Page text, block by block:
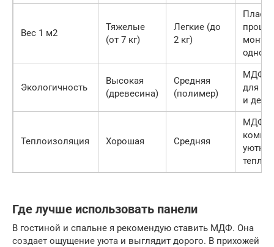
Вес 1 м2
Тяжелые
(от 7 кг)
Легкие (до
2 кг)
проще
Экологичность
Высокая
(древесина)
Средняя
(полимер)
МДФ
для
и
Теплоизоляция Хорошая Средняя
МДФ
теплее
Где лучше использовать панели
В гостиной и спальне я рекомендую ставить МДФ. Она
создает ощущение уюта и выглядит дорого. В прихожей